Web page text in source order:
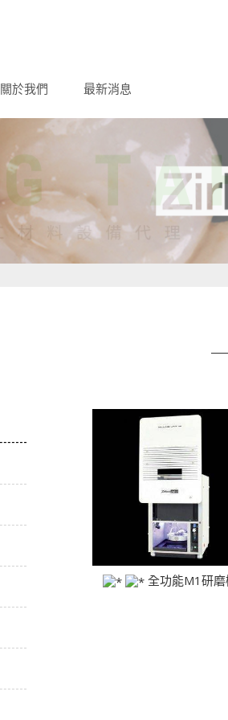
關於我們 最新消息
全功能M1研